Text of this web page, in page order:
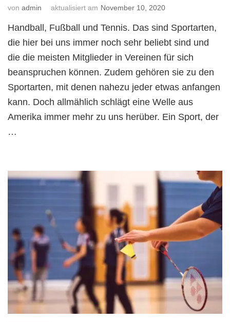
von admin aktualisiert am November 10, 2020
Handball, Fußball und Tennis. Das sind Sportarten,
die hier bei uns immer noch sehr beliebt sind und
die die meisten Mitglieder in Vereinen für sich
beanspruchen können. Zudem gehören sie zu den
Sportarten, mit denen nahezu jeder etwas anfangen
kann. Doch allmählich schlägt eine Welle aus
Amerika immer mehr zu uns herüber. Ein Sport, der
…